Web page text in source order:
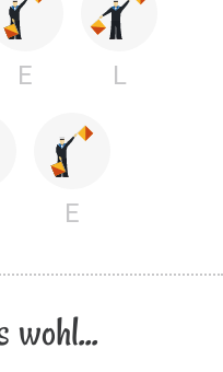
E L
E
wohl...